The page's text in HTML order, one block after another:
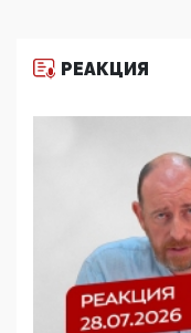
11:53, 09 Июня 2026
деятельность
повестку в
09:43, 01 Июня 2026
5G за счет
отобрать у
защищать жилые
05:58, 26 Мая 2026
РЕАКЦИЯ